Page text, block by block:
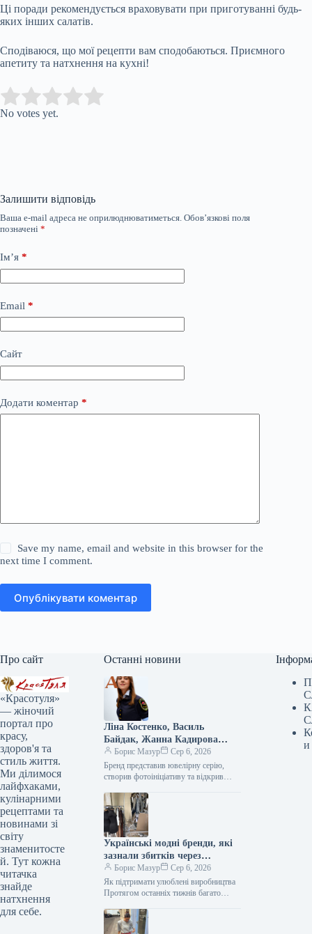
Ці поради рекомендується враховувати при приготуванні будь-
яких інших салатів.
Сподіваюся, що мої рецепти вам сподобаються. Приємного
апетиту та натхнення на кухні!
Rate this item:
No votes yet.
Залишити відповідь
Ваша e-mail адреса не оприлюднюватиметься. Обов’язкові поля
позначені *
Ім’я *
Email *
Сайт
Додати коментар *
Save my name, email and website in this browser for the
next time I comment.
Опублікувати коментар
Про сайт
«Красотуля»
— жіночий
портал про
красу,
здоров'я та
стиль життя.
Ми ділимося
лайфхаками,
кулінарними
рецептами та
новинами зі
світу
знаменитосте
й. Тут кожна
читачка
знайде
натхнення
для себе.
Останні новини
Ліна Костенко, Василь
Байдак, Жанна Кадирова
долучилися до масштабного
проєкту GUNIA з нагоди Дня
Незалежності
Борис Мазур
Сер 6, 2026
Бренд представив ювелірну серію, створив фотоініціативу та відкрив експозицію, присвячену абе1111111111111111111111111111111111111111111111111111111111111111111111111111111111111111111111111111111111111111111111111111111111111111111111111111111111111111111111111111111111111111111111111111111111111111111111111111111111111111111111111111111111111111111111111111111111111111111111111111111111111111111111111111111111111111111111111111111111111111111111111111111111111111111111111111111111111111111111111111111111111111111111111111111111111111111111111111111111111111111111111111111111111111111111111111111111111111111111111111111111111111111111111111111111111111111111111111111111111111111111111111111111111111111111111111111111111111111111111111111111111111111111111111111111111111111111111111111111111111111111111111111111111111111111111111111111111111111111111111111111111111111111111111111111111111111111111111111111111111111111111111111111111111111111111111111111111111111111111111111111111111111111111111111111111111111111111111111111111111111111111111111111111111111111111111111111111111111111111111111111111111111111111111111111111111111111111111111111111111111111111111111111111111111111111111111111111111111111111111111111111111111111111111111111111111111111111111111111111111111111111111111111111111111111111111111111111111111111111111111111111111111111111111111111111111111111111111111111111111111111111111111111111111111111111111111111111111111111111111111111111111111111111111111111111111111111111111111111111111111111111111111111111111111111111111111111111111111111111111111111111111111111111111111111111111111111111111111111111111111111111111111111111111111111111111111111111111111111111111111111111111111111111111111111111111111111111111111111111111111111111111111111111111111111111111111111111111111111111111111111111111111111111111111111111111111111111111111111111111111111111111111111111111111111111111111111111111111111111111111111111111111111111111111111111111111111111111111111111111111111111111111111111111111111111111111111111111111111111111111111111111111111111111111111111111111111111111111111111111111111111111111111111111111111111111111111111111111111111111111111111111111111111111111111111111111111111111111111111111111111111111111111111111111111111111111111111111111111111111111111111111111111111111111111111111111111111111111111111111111111111111111111111111111111111111111111111111111111111111111111111111111111111111111111111111111111111111111111111111111111111111111111111111111111111111111111111111111111111111111111111111111111111111111111111111111111111111111111111111111111111111111111111111111111111111111111111111111111111111111111111111111111111111111111111111111111111111111111111111111111111111111111111111111111111111111111111111111111111111111111111111111111111111111111111111111111111111111111111111111111111111111111111111111111111111111111111111111111111111111111111111111111111111111111111111111111111111111111111111111111111111111111111111111111111111111111111111111111111111111111111111111111111111111111111111111111111111111111111111111111111111111111111111111111111111111111111111111111111111111111111111111111111111111111111111111111111111111111111111111111111111111111111111111111111111111111111111111111111111111111111111111111111111111111111111111111111111111111111111111111111111111111111111111111111111111111111111111111111111111111111111111111111111111111111111111111111111111111111111111111111111111111111111111111111111111111111111111111111111111111111111111111111111111111111111111111111111111111111111111111111111111111111111111111111111111111111111111111111111111111111111111111111111111111111111111111111111111111111111111111111111111111111111111111111111111111111111111111111111111111111111111111111111111111111111111111111111111111111111111111111111111111111111111111111111111111111111111111111111111111111111111111111111111111111111111111111111111111111111111111111111111111111111111111111111111111111111111111111111111111111111111111111111111111111111111111111111111111111111111111111111111111111111111111111111111111111111111111111111111111111111111111111111111111111111111111111111111111111111111111111111111111111111111111111111111111111111111111111111111111111111111111111111111111111111111111111111111111111111111111111111111111111111111111111111111111111111111111111111111111111111111111111111111111111111111111111111111111111111111111111111111111111111111111111111111111111111111111111111111111111111111111111111111111111111111111111111111111111111111111111111111111111111111111111111111111111111111111111111111111111111111111111111111111111111111111111111111111111111111111111111111111111111111111111111111111111111111111111111111111111111111111111111111111111111111111111111111111111111111111111111111111111111111111111111111111111111111111111111111111111111111111111111111111111111111111111111111111111111111111111111111111111111111111111111111111111111111111111111111111111111111111111111111111111111111111111111111111111111111111111111111111111111111111111111111111111111111111111111111111111111111111111111111111111111111111111111111111111111111111111111111111111111111111111111111111111111111111111111111111111111111111111111111111111111111111111111111111111111111111111111111111111111111111111111111111111111111111111111111111111111111111111111111111111111111111111111111111111111111111111111111111111111111111111111111111111111111111111111111111111111111111111111111111111111111111111111111111111111111111111111111111111111111111111111111111111111111111111111111111111111111111111111111111111111111111111111111111111111111111111111111111111111111111111111111111111111111111111111111111111111111111111111111111111111111111111111111111111111111111111111111111111111111111111111111111111111111111111111111111111111111111111111111111111111111111111111111111111111111111111111111111111111111111111111111111111111111111111111111111111111111111111111111111111111111111111111111111111111111111111111111111111111111111111111111111111111111111111111111111111111111111111111111111111111111111111111111111111111111111111111111111111111111111111111111111111111111111111111111111111111111111111111111111111111111111111111111111111111111111111111111111111111111111111111111111111111111111111111111111111111111111111111111111111111111111111111111111111111111111111111111111111111111111111111111111111111111111111111111111111111111111111111111111111111111111111111111111111111111111111111111111111111111111111111111111111111111111111111111111111111111111111111111111111111111111111111111111111111111111111111111111111111111111111111111111111111111111111111111111111111111111111111111111111111111111111111111111111111111111111111111111111111111111111111111111111111111111111111111111111111111111111111111111111111111111111111111111111111111111111111111111111111111111111111111111111111111111111111111111111111111111111111111111111111111111111111111111111111111111111111111111111111111111111111111111111111111111111111111111111111111111111111111111111111111111111111111111111111111111111111111111111111111111111111111111111111111111111111111111111111111111111111111111111111111111111111111111111111111111111111111111111111111111111111111111111111111111111111111111111111111111111111111111111111111111111111111111111111111111111111111111111111111111111111111111111111111111111111111111111111111111111111111111111111111111111111111111111111111111111111111111111111111111111111111111111111111111111111111111111111111111111111111111111111111111111111111111111111111111111111111111111111111111111111111111111111111111111111111111111111111111111111111111111111111111111111111111111111111111111111111111111111111111111111111111111111111111111111111111111111111111111111111111111111111111111111111111111111111111111111111111111111111111111111111111111111111111111111111111111111111111111111111111111111111111111111111111111111111111111111111111111111111111111111111111111111111111111111111111111111111111111111111111111111111111111111111111111111111111111111111111111111111111111111111111111111111111111111111111111111111111111111111111111111111111111111111111111111111111111111111111111111111111111111111111111111111111111111111111111111111111111111111111111111111111111111111111111111111111111111111111111111111111111111111111111111111111111111111111111111111111111111111111111111111111111111111111111111111111111111111111111111111111111111111111111111111111111111111111111111111111111111111111111111111111111111111111111111111111111111111111111111111111111111111111111111111111111111111111111111111111111111111111111111111111111111111111111111111111111111111111111111111111111111111111111111111111111111111111111111111111111111111111111111111111111111111111111111111111111111111111111111111111111111111111111111111111111111111111111111111111111111111111111111111111111111111111111111111111111111111111111111111111111111111111111111111111111111111111111111111111111111111111111111111111111111111111111111111111111111111111111111111111111111111111111111111111111111111111111111111111111111111111111111111111111111111111111111111111111111111111111111111111111111111111111111111111111111111111111111111111111111111111111111111111111111111111111111111111111111111111111111111111111111111111111111111111111111111111111111111111111111111111111111111111111111111111111111111111111111111111111111111111111111111111111111111111111111111111111111111111111111111111111111111111111111111111111111111111111111111111111111111111111111111111111111111111111111111111111111111111111111111111111111111111111111111111111111111111111111111111111111111111111111111111111111111111111111111111111111111111111111111111111111111111111111111111111111111111111111111111111111111111111111111111111111111111111111111111111111111111111111111111111111111111111111111111111111111111111111111111111111111111111111111111111111111111111111111111111111111111111111111111111111111111111111111111111111111111111111111111111111111111111111111111111111111111111111111111111111111
Українські модні бренди, які
зазнали збитків через
обстріли, та шляхи їхньої
підтримки
Борис Мазур
Сер 6, 2026
Як підтримати улюблені виробництва
Протягом останніх тижнів багато
дорогоцінну столицю Київ, зазнали
масштабних ворожих нападів із…
и